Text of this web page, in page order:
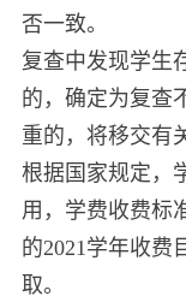
否一致。
复查中发现学生
的，确定为复查
重的，将移交有
根据国家规定，
用，学费收费标
的2021学年收费
取。